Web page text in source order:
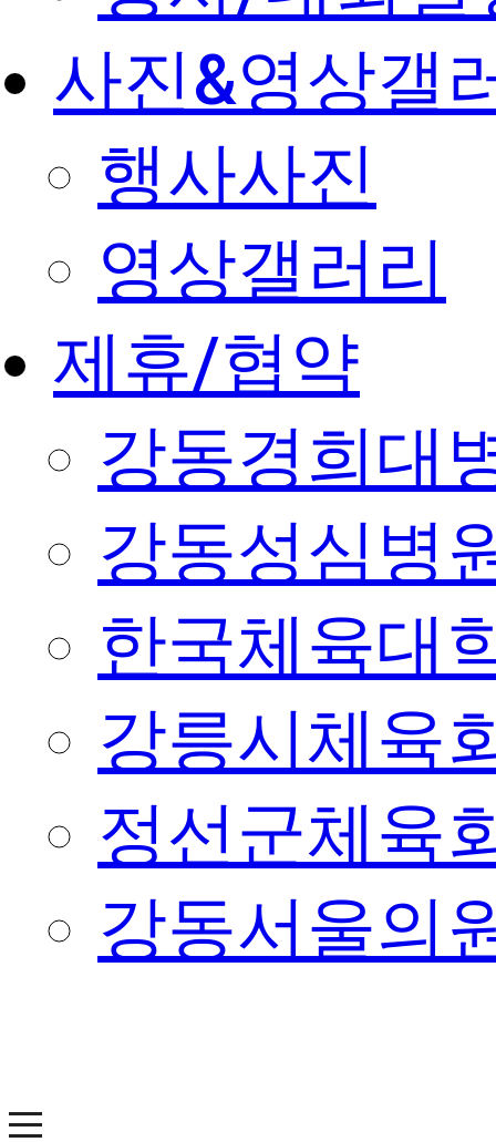
사진&영상갤
행사사진
영상갤러리
제휴/협약
강동경희대
강동성심병
한국체육대
강릉시체육
정선군체육
강동서울의